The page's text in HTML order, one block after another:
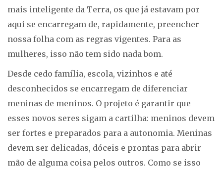
mais inteligente da Terra, os que já estavam por
aqui se encarregam de, rapidamente, preencher
nossa folha com as regras vigentes. Para as
mulheres, isso não tem sido nada bom.
Desde cedo família, escola, vizinhos e até
desconhecidos se encarregam de diferenciar
meninas de meninos. O projeto é garantir que
esses novos seres sigam a cartilha: meninos devem
ser fortes e preparados para a autonomia. Meninas
devem ser delicadas, dóceis e prontas para abrir
mão de alguma coisa pelos outros. Como se isso